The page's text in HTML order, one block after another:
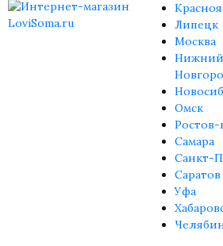
Липецк
Москва
Нижний
Омск
Самара
Санкт-
Саратов
Уфа